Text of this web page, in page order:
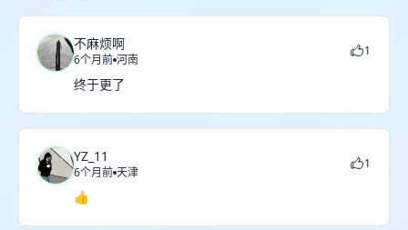
不麻烦啊
6个月前 河南
1
终于更了
YZ_11
6个月前 天津
1
👍